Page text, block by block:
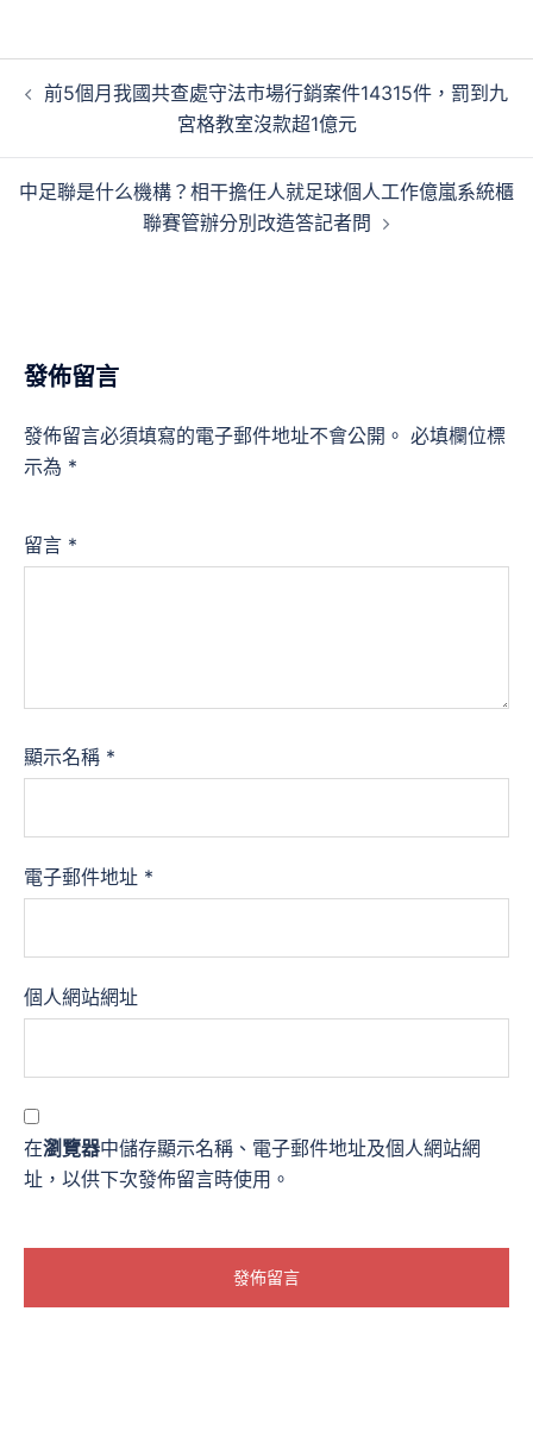
章
前5個月我國共查處守法市場行銷案件14315件，罰到九
宮格教室沒款超1億元
中足聯是什么機構？相干擔任人就足球個人工作億嵐系統櫃
聯賽管辦分別改造答記者問
發佈留言
發佈留言必須填寫的電子郵件地址不會公開。 必填欄位標
示為 *
留言 *
顯示名稱 *
電子郵件地址 *
個人網站網址
在瀏覽器中儲存顯示名稱、電子郵件地址及個人網站網
址，以供下次發佈留言時使用。